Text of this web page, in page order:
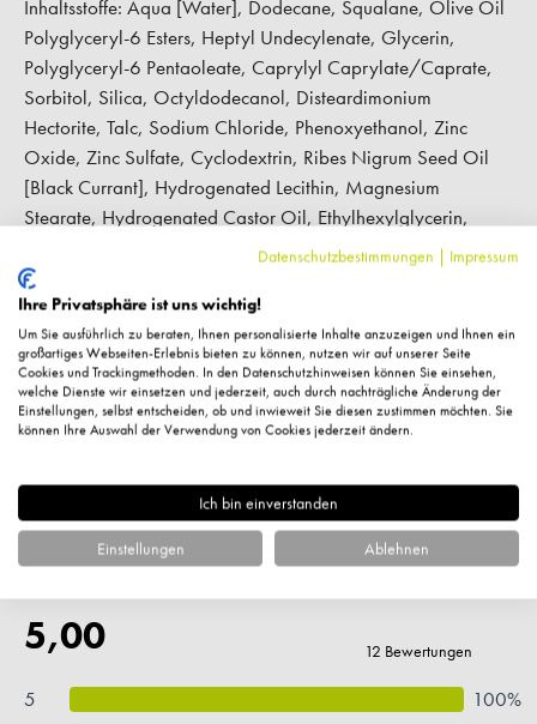
Inhaltsstoffe: Aqua [Water], Dodecane, Squalane, Olive Oil
Polyglyceryl-6 Esters, Heptyl Undecylenate, Glycerin,
Polyglyceryl-6 Pentaoleate, Caprylyl Caprylate/Caprate,
Sorbitol, Silica, Octyldodecanol, Disteardimonium
Hectorite, Talc, Sodium Chloride, Phenoxyethanol, Zinc
Oxide, Zinc Sulfate, Cyclodextrin, Ribes Nigrum Seed Oil
[Black Currant], Hydrogenated Lecithin, Magnesium
Stearate, Hydrogenated Castor Oil, Ethylhexylglycerin,
Helianthus Annuus Seed Oil Unsaponifiables, Tocopherol,
Helianthus Annuus Seed Oil [Sunflower], Cardiospermum
Halicacabum Flower/Leaf/Vine Extract, Rosmarinus
Officinalis Leaf Extract [Rosemary], Ci 77891 [Titanium
Dioxide], Ci 77492 [Iron Oxides], Ci 77491 [Iron Oxides],
Ci 77499 [Iron Oxides]
Hersteller-Kontaktinformationen
Kundenbewertungen
Datenschutzbestimmungen | Impressum
Ihre Privatsphäre ist uns wichtig!
Um Sie ausführlich zu beraten, Ihnen personalisierte Inhalte anzuzeigen und Ihnen ein
großartiges Webseiten-Erlebnis bieten zu können, nutzen wir auf unserer Seite
Cookies und Trackingmethoden. In den Datenschutzhinweisen können Sie einsehen,
welche Dienste wir einsetzen und jederzeit, auch durch nachträgliche Änderung der
Einstellungen, selbst entscheiden, ob und inwieweit Sie diesen zustimmen möchten. Sie
können Ihre Auswahl der Verwendung von Cookies jederzeit ändern.
Ich bin einverstanden
Einstellungen Ablehnen